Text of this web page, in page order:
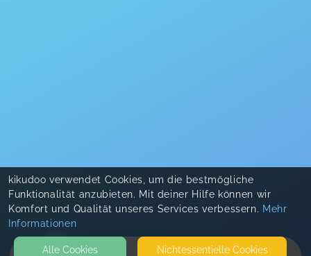
kikudoo verwendet Cookies, um die bestmögliche
Funktionalität anzubieten. Mit deiner Hilfe können wir
Komfort und Qualität unseres Services verbessern. Mehr
Informationen
Alle Cookies
Nicht­essentielle Cookies